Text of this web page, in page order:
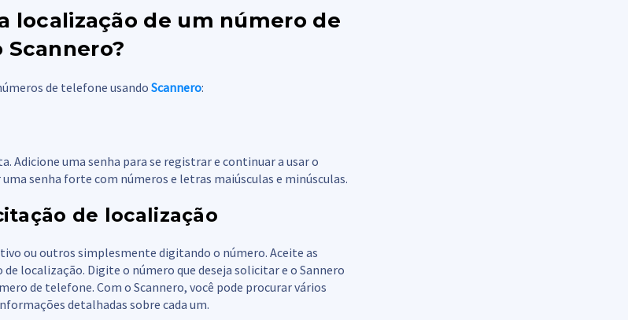
localização de um número de
de telefone usando Scannero:
Adicione uma senha para se registrar e continuar a usar o
senha forte com números e letras maiúsculas e minúsculas.
de localização
ou outros simplesmente digitando o número. Aceite as
localização. Digite o número que deseja solicitar e o Sannero
de telefone. Com o Scannero, você pode procurar vários
detalhadas sobre cada um.